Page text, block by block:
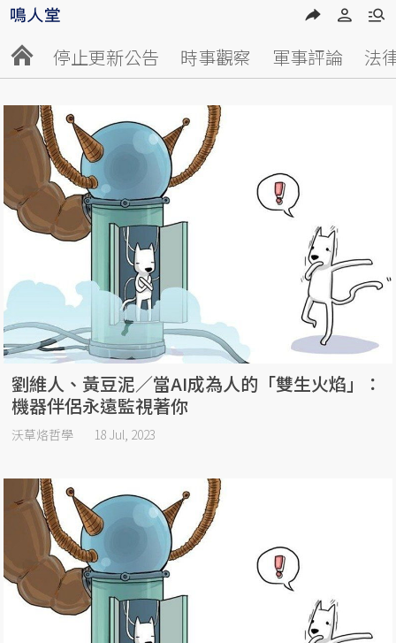
停止更新公告 時事觀察 軍事評論 法
劉維人、黃豆泥／當AI成為人的「雙生火焰」：
機器伴侶永遠監視著你
沃草烙哲學 18 Jul, 2023